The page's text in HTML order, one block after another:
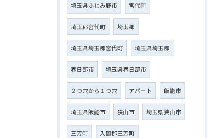
埼玉県ふじみ野市 宮代町
埼玉郡宮代町 埼玉郡
埼玉県埼玉郡宮代町 埼玉県埼玉郡
春日部市 埼玉県春日部市
２つ穴から１つ穴 アパート 飯能市
埼玉県飯能市 狭山市 埼玉県狭山市
三芳町 入間郡三芳町